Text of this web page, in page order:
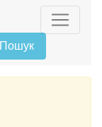
Пошук